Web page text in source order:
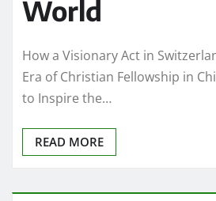
World
How a Visionary Act in
Era of Christian Fellowship in
to Inspire the…
READ MORE